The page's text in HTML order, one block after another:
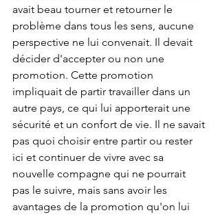
avait beau tourner et retourner le
problème dans tous les sens, aucune
perspective ne lui convenait. Il devait
décider d'accepter ou non une
promotion. Cette promotion
impliquait de partir travailler dans un
autre pays, ce qui lui apporterait une
sécurité et un confort de vie. Il ne savait
pas quoi choisir entre partir ou rester
ici et continuer de vivre avec sa
nouvelle compagne qui ne pourrait
pas le suivre, mais sans avoir les
avantages de la promotion qu'on lui